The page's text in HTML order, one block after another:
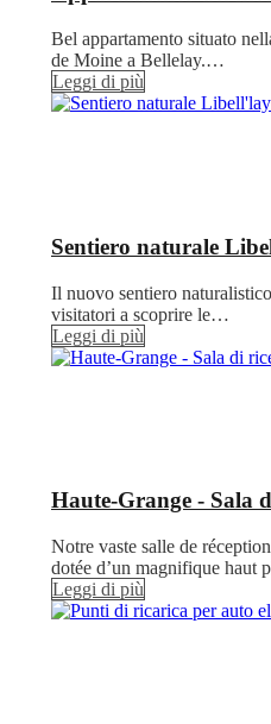
Bel appartamento situato
de Moine a Bellelay.…
Leggi di più
Sentiero naturale
Il nuovo sentiero
visitatori a scoprire le…
Leggi di più
Haute-Grange - Sala
Notre vaste salle de
dotée d’un magnifique haut
Leggi di più